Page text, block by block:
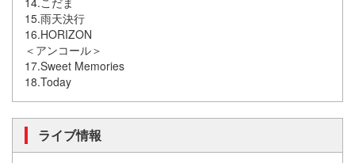
15.雨天決行
16.HORIZON
＜アンコール＞
17.Sweet Memories
18.Today
ライブ情報